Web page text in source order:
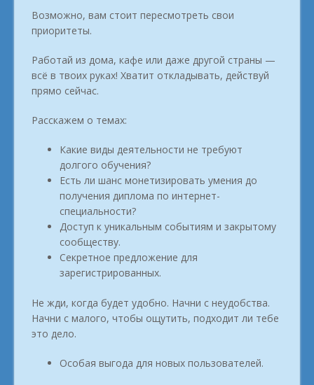
Возможно, вам стоит пересмотреть свои
приоритеты.
Работай из дома, кафе или даже другой страны —
всё в твоих руках! Хватит откладывать, действуй
прямо сейчас.
Расскажем о темах:
Какие виды деятельности не требуют
долгого обучения?
Есть ли шанс монетизировать умения до
получения диплома по интернет-
специальности?
Доступ к уникальным событиям и закрытому
сообществу.
Секретное предложение для
зарегистрированных.
Не жди, когда будет удобно. Начни с неудобства.
Начни с малого, чтобы ощутить, подходит ли тебе
это дело.
Особая выгода для новых пользователей.